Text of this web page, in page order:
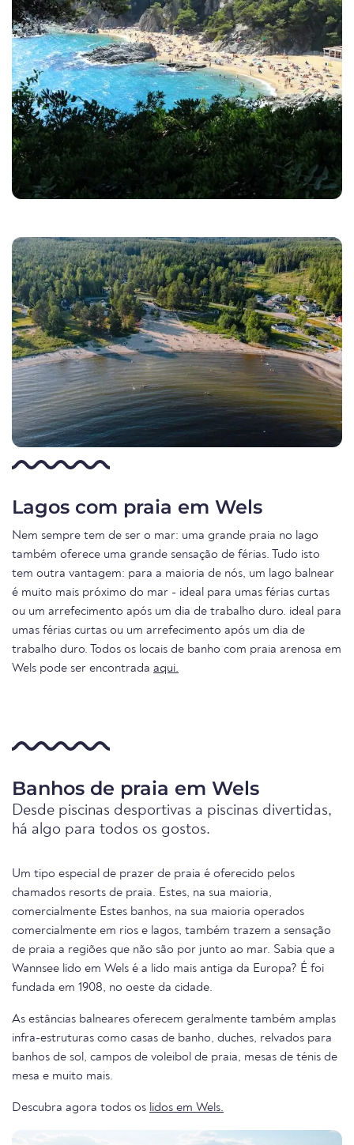
Lagos com praia em Wels
Nem sempre tem de ser o mar: uma grande praia no lago
também oferece uma grande sensação de férias. Tudo isto
tem outra vantagem: para a maioria de nós, um lago balnear
é muito mais próximo do mar - ideal para umas férias curtas
ou um arrefecimento após um dia de trabalho duro. ideal para
umas férias curtas ou um arrefecimento após um dia de
trabalho duro. Todos os locais de banho com praia arenosa em
Wels pode ser encontrada aqui.
Banhos de praia em Wels
Desde piscinas desportivas a piscinas divertidas,
há algo para todos os gostos.
Um tipo especial de prazer de praia é oferecido pelos
chamados resorts de praia. Estes, na sua maioria,
comercialmente Estes banhos, na sua maioria operados
comercialmente em rios e lagos, também trazem a sensação
de praia a regiões que não são por junto ao mar. Sabia que a
Wannsee lido em Wels é a lido mais antiga da Europa? É foi
fundada em 1908, no oeste da cidade.
As estâncias balneares oferecem geralmente também amplas
infra-estruturas como casas de banho, duches, relvados para
banhos de sol, campos de voleibol de praia, mesas de ténis de
mesa e muito mais.
Descubra agora todos os lidos em Wels.